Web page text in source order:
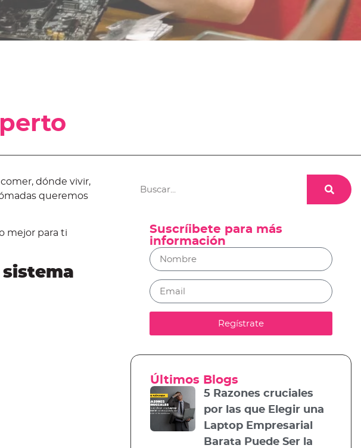
dónde vivir,
queremos
mejor para ti
Suscríibete para más
información
Regístrate
Últimos Blogs
5 Razones cruciales
por las que Elegir una
Laptop Empresarial
Barata Puede Ser la